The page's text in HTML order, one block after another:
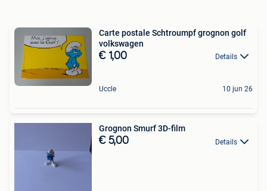
Carte postale Schtroumpf grognon golf
volkswagen
€ 1,00 Details
Uccle 10 jun 26
Grognon Smurf 3D-film
€ 5,00 Details